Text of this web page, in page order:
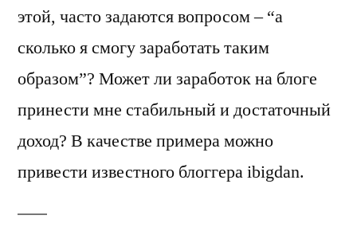
этой, часто задаются вопросом – “а
сколько я смогу заработать таким
образом”? Может ли заработок на блоге
принести мне стабильный и достаточный
доход? В качестве примера можно
привести известного блоггера ibigdan.